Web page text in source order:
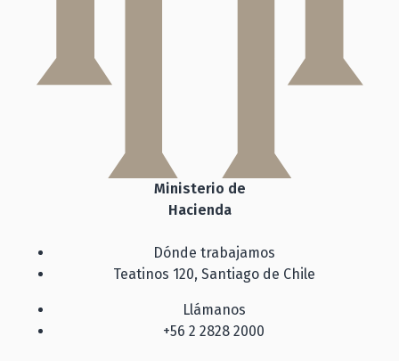
Ministerio de
Hacienda
Dónde trabajamos
Teatinos 120, Santiago de Chile
Llámanos
+56 2 2828 2000